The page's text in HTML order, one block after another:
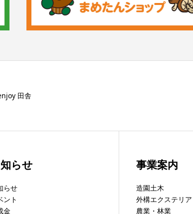
田舎
らせ
らせ
ント
金
事業案内
造園土木
外構エクステリア
農業・林業